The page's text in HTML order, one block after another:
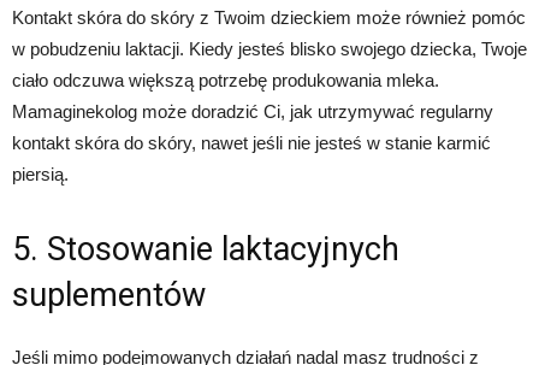
Kontakt skóra do skóry z Twoim dzieckiem może również pomóc
w pobudzeniu laktacji. Kiedy jesteś blisko swojego dziecka, Twoje
ciało odczuwa większą potrzebę produkowania mleka.
Mamaginekolog może doradzić Ci, jak utrzymywać regularny
kontakt skóra do skóry, nawet jeśli nie jesteś w stanie karmić
piersią.
5. Stosowanie laktacyjnych
suplementów
Jeśli mimo podejmowanych działań nadal masz trudności z